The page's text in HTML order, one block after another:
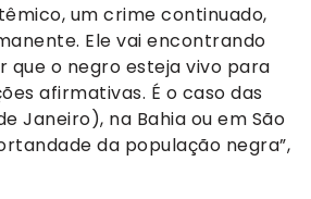
um crime continuado,
Ele vai encontrando
que o negro esteja vivo para
afirmativas. É o caso das
Janeiro), na Bahia ou em São
da população negra”,